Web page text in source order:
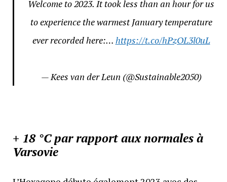
Welcome to 2023. It took less than an hour for us
to experience the warmest January temperature
ever recorded here:… https://t.co/hPzOL3l0uL
— Kees van der Leun (@Sustainable2050)
+ 18 °C par rapport aux normales à
Varsovie